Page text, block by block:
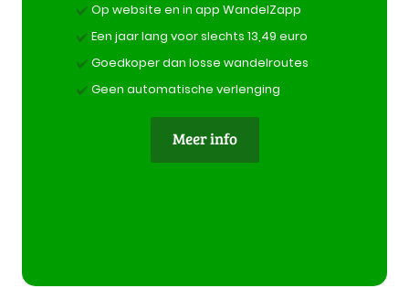
Op website en in app WandelZapp
Een jaar lang voor slechts 13,49 euro
Goedkoper dan losse wandelroutes
Geen automatische verlenging
Meer info